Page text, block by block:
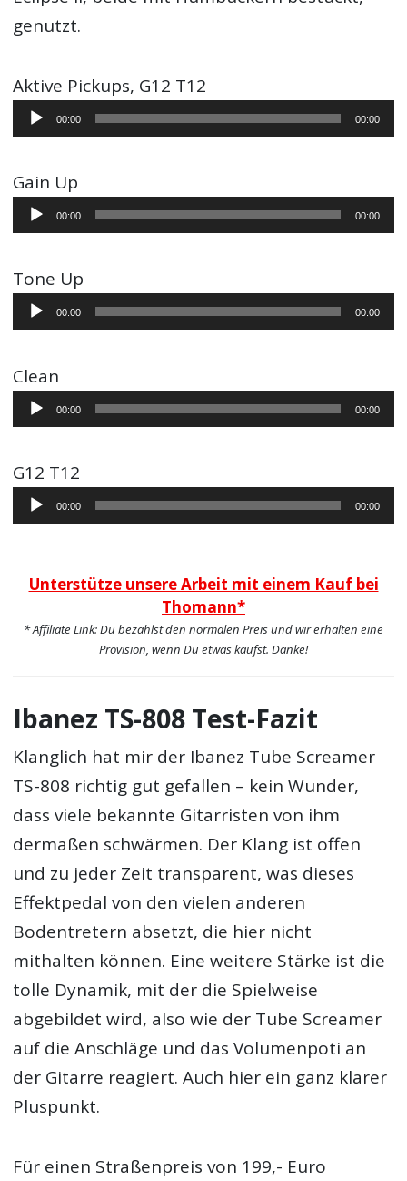
genutzt.
Aktive Pickups, G12 T12
Audio-
Player
00:00 00:00
Gain Up
Audio-
Player
00:00 00:00
Tone Up
Audio-
Player
00:00 00:00
Clean
Audio-
Player
00:00 00:00
G12 T12
Audio-
Player
00:00 00:00
Unterstütze unsere Arbeit mit einem Kauf bei
Thomann*
* Affiliate Link: Du bezahlst den normalen Preis und wir erhalten eine
Provision, wenn Du etwas kaufst. Danke!
Ibanez TS-808 Test-Fazit
Klanglich hat mir der Ibanez Tube Screamer
TS-808 richtig gut gefallen – kein Wunder,
dass viele bekannte Gitarristen von ihm
dermaßen schwärmen. Der Klang ist offen
und zu jeder Zeit transparent, was dieses
Effektpedal von den vielen anderen
Bodentretern absetzt, die hier nicht
mithalten können. Eine weitere Stärke ist die
tolle Dynamik, mit der die Spielweise
abgebildet wird, also wie der Tube Screamer
auf die Anschläge und das Volumenpoti an
der Gitarre reagiert. Auch hier ein ganz klarer
Pluspunkt.
Für einen Straßenpreis von 199,- Euro